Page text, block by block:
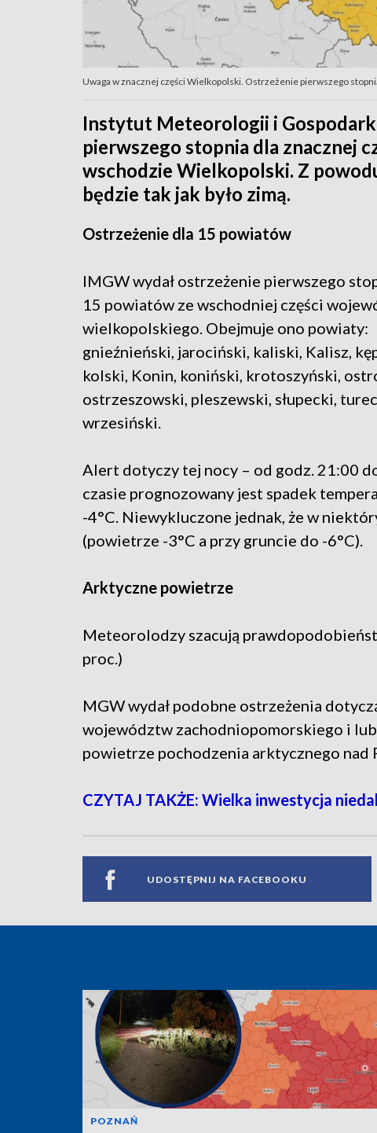
Uwaga w znacznej części Wielkopolski. Ostrzeżenie pierwszego
Instytut Meteorologii i
pierwszego stopnia dla znacznej
wschodzie Wielkopolski. Z
będzie tak jak było zimą.
Ostrzeżenie dla 15 powiatów
IMGW wydał ostrzeżenie pierwszego
15 powiatów ze wschodniej części
wielkopolskiego. Obejmuje ono powiaty:
gnieźnieński, jarociński, kaliski, Kalisz,
kolski, Konin, koniński, krotoszyński,
ostrzeszowski, pleszewski, słupecki,
wrzesiński.
Alert dotyczy tej nocy – od godz. 21:00
czasie prognozowany jest spadek
-4°C. Niewykluczone jednak, że w
(powietrze -3°C a przy gruncie do -6°C).
Arktyczne powietrze
Meteorolodzy szacują
proc.)
MGW wydał podobne ostrzeżenia
województw zachodniopomorskiego i
powietrze pochodzenia arktycznego nad
CZYTAJ TAKŻE: Wielka inwestycja
UDOSTĘPNIJ NA FACEBOOKU
POZNAŃ